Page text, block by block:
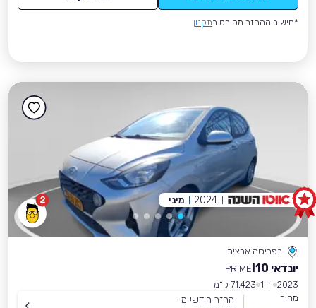
*חישוב ההחזר מפורט בתקנון
2
בפריסה ארצית
יונדאי I10
PRIME
2023 יד 1
71,423 ק״מ
מחיר
החזר חודשי מ-
2024 מיני